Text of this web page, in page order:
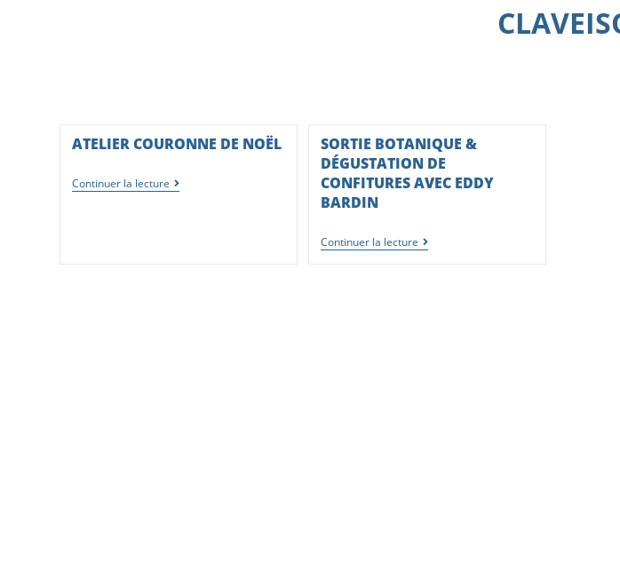
ATELIER COURONNE DE NOËL
Continuer la lecture
SORTIE BOTANIQUE &
DÉGUSTATION DE
CONFITURES AVEC EDDY
BARDIN
Continuer la lecture